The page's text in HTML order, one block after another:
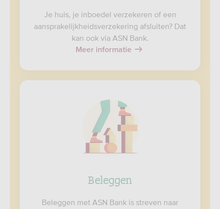
Je huis, je inboedel verzekeren of een
aansprakelijkheidsverzekering afsluiten? Dat
kan ook via ASN Bank.
Meer informatie
Beleggen
Beleggen met ASN Bank is streven naar